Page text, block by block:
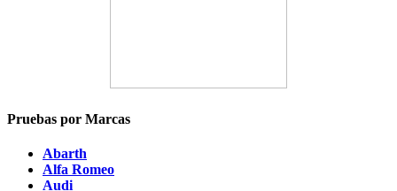
Pruebas por Marcas
Abarth
Alfa Romeo
Audi